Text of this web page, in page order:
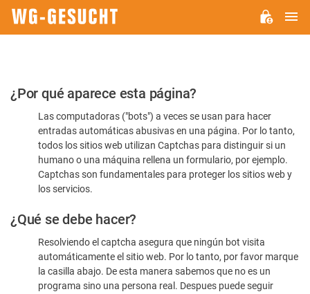
Por
favor,
confirme
humano
¿Por qué aparece esta página?
Las computadoras ("bots") a veces se usan para hacer
entradas automáticas abusivas en una página. Por lo tanto,
todos los sitios web utilizan Captchas para distinguir si un
humano o una máquina rellena un formulario, por ejemplo.
Captchas son fundamentales para proteger los sitios web y
los servicios.
¿Qué se debe hacer?
Resolviendo el captcha asegura que ningún bot visita
automáticamente el sitio web. Por lo tanto, por favor marque
la casilla abajo. De esta manera sabemos que no es un
programa sino una persona real. Despues puede seguir